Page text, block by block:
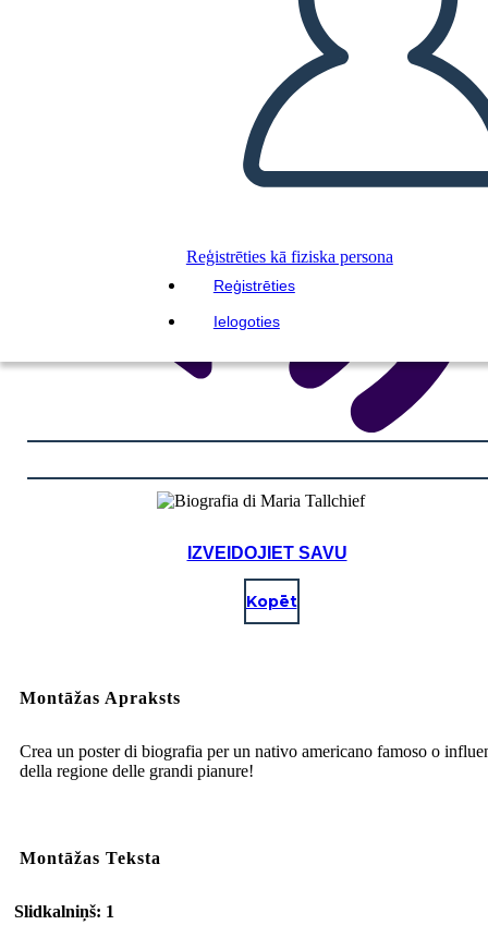
Reģistrēties kā fiziska persona
Reģistrēties
Ielogoties
IZVEIDOJIET SAVU
Kopēt
Montāžas Apraksts
Crea un poster di biografia per un nativo americano famoso o
della regione delle grandi pianure!
Montāžas Teksta
Slidkalniņš: 1